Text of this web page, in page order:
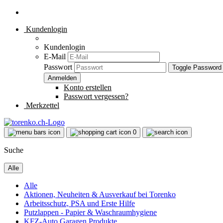
Kundenlogin
Kundenlogin
E-Mail
Passwort
Toggle
Konto erstellen
Passwort vergessen?
Merkzettel
0
Suche
Alle
Alle
Aktionen, Neuheiten & Ausverkauf bei Torenko
Arbeitsschutz, PSA und Erste Hilfe
Putzlappen - Papier & Waschraumhygiene
KFZ-Auto Garagen Produkte